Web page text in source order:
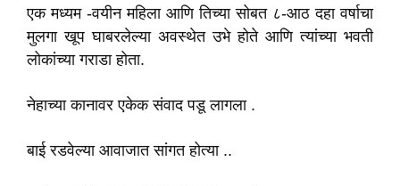
एक मध्यम -वयीन महिला आणि तिच्या सोबत ८-आठ दहा वर्षाचा
मुलगा खूप घाबरलेल्या अवस्थेत उभे होते आणि त्यांच्या भवती
लोकांच्या गराडा होता.
नेहाच्या कानावर एकेक संवाद पडू लागला .
बाई रडवेल्या आवाजात सांगत होत्या ..